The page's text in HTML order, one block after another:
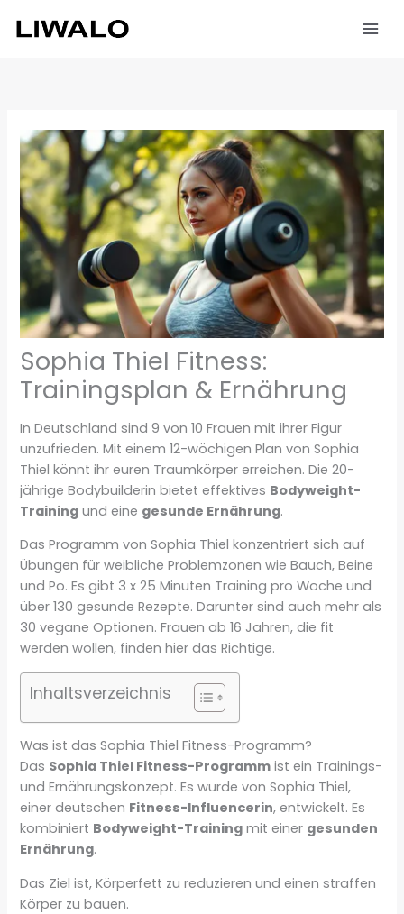
Inhalt
Sophia Thiel Fitness:
Trainingsplan & Ernährung
In Deutschland sind 9 von 10 Frauen mit ihrer Figur
unzufrieden. Mit einem 12-wöchigen Plan von Sophia
Thiel könnt ihr euren Traumkörper erreichen. Die 20-
jährige Bodybuilderin bietet effektives Bodyweight-
Training und eine gesunde Ernährung.
Das Programm von Sophia Thiel konzentriert sich auf
Übungen für weibliche Problemzonen wie Bauch, Beine
und Po. Es gibt 3 x 25 Minuten Training pro Woche und
über 130 gesunde Rezepte. Darunter sind auch mehr als
30 vegane Optionen. Frauen ab 16 Jahren, die fit
werden wollen, finden hier das Richtige.
Inhaltsverzeichnis
Was ist das Sophia Thiel Fitness-Programm?
Das Sophia Thiel Fitness-Programm ist ein Trainings-
und Ernährungskonzept. Es wurde von Sophia Thiel,
einer deutschen Fitness-Influencerin, entwickelt. Es
kombiniert Bodyweight-Training mit einer gesunden
Ernährung.
Das Ziel ist, Körperfett zu reduzieren und einen straffen
Körper zu bauen.